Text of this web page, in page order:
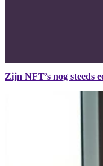
Zijn NFT’s nog steeds